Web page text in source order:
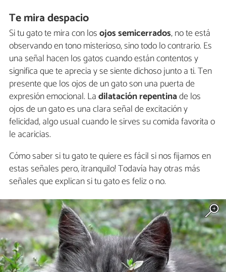
Te mira despacio
Si tu gato te mira con losojos semicerrados, no te está
observando en tono misterioso, sino todo lo contrario. Es
una señal hacen los gatos cuando están contentos y
significa que te aprecia y se siente dichoso junto a ti. Ten
presente que los ojos de un gato son una puerta de
expresión emocional. Ladilatación repentinade los
ojos de un gato es una clara señal de excitación y
felicidad, algo usual cuando le sirves su comida favorita o
le acaricias.
Cómo saber si tu gato te quiere es fácil si nos fijamos en
estas señales pero, ¡tranquilo! Todavía hay otras más
señales que explican si tu gato es feliz o no.